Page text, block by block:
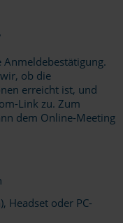
Anmeldebestätigung.
ob die
erreicht ist, und
Link zu. Zum
dem Online-Meeting
Headset oder PC-